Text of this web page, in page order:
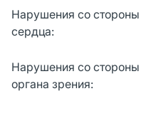
Нарушения со стороны
сердца:
Нарушения со стороны
органа зрения: